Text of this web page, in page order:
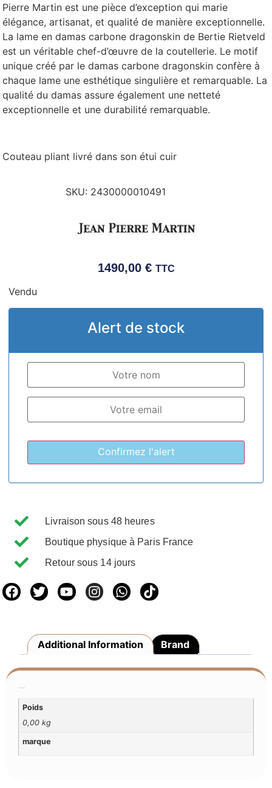
Pierre Martin est une pièce d’exception qui marie
élégance, artisanat, et qualité de manière exceptionnelle.
La lame en damas carbone dragonskin de Bertie Rietveld
est un véritable chef-d’œuvre de la coutellerie. Le motif
unique créé par le damas carbone dragonskin confère à
chaque lame une esthétique singulière et remarquable. La
qualité du damas assure également une netteté
exceptionnelle et une durabilité remarquable.
Couteau pliant livré dans son étui cuir
SKU: 2430000010491
1490,00 € TTC
Vendu
Alert de stock
Livraison sous 48 heures
Boutique physique à Paris France
Retour sous 14 jours
Additional Information Brand
Poids
0,00 kg
marque